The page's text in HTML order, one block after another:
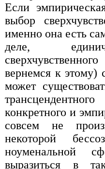
Если
выбор
именно она есть
деле,
вернемся к этому)
может
конкретного и
совсем не
некоторой
ноуменальной
выразиться в